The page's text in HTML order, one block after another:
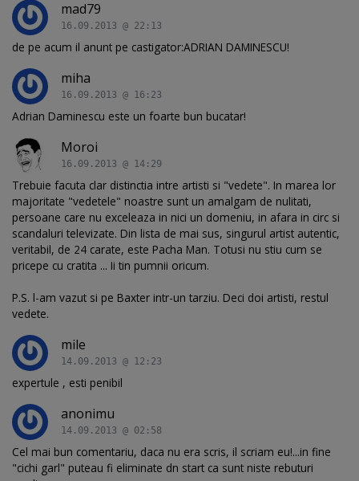
mad79
16.09.2013 @ 22:13
de pe acum il anunt pe castigator:ADRIAN DAMINESCU!
miha
16.09.2013 @ 16:23
Adrian Daminescu este un foarte bun bucatar!
Moroi
16.09.2013 @ 14:29
Trebuie facuta clar distinctia intre artisti si "vedete". In marea lor
majoritate "vedetele" noastre sunt un amalgam de nulitati,
persoane care nu exceleaza in nici un domeniu, in afara in circ si
scandaluri televizate. Din lista de mai sus, singurul artist autentic,
veritabil, de 24 carate, este Pacha Man. Totusi nu stiu cum se
pricepe cu cratita ... Ii tin pumnii oricum.
P.S. l-am vazut si pe Baxter intr-un tarziu. Deci doi artisti, restul
vedete.
mile
14.09.2013 @ 12:23
expertule , esti penibil
anonimu
14.09.2013 @ 02:58
Cel mai bun comentariu, daca nu era scris, il scriam eu!...in fine
"cichi garl" puteau fi eliminate dn start ca sunt niste rebuturi